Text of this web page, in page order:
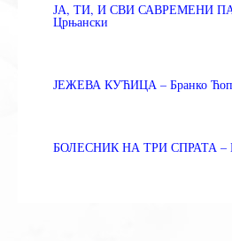
ЈА, ТИ, И СВИ САВРЕМЕНИ
Црњански
ЈЕЖЕВА КУЋИЦА – Бранко
БОЛЕСНИК НА ТРИ СПРАТА –